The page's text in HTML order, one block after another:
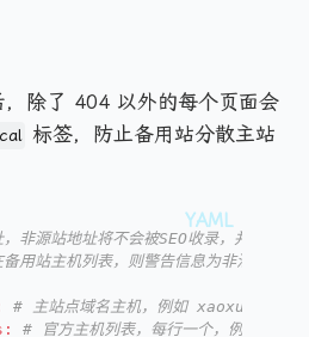
除了 404 以外的每个页面会
标签，防止备用站分散主站
非源站地址将不会被SEO收录，并且访问
用站主机列表，则警告信息为非法克隆
# 主站点域名主机，例如 xaoxuu.com
# 官方主机列表，每行一个，例如